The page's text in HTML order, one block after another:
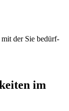
mit der Sie bedürf­
im